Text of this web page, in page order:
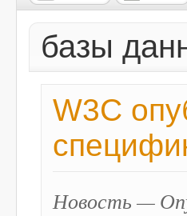
базы
W3C
Новость —